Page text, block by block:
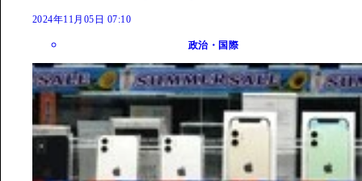
2024年11月05日 07:10
政治・国際